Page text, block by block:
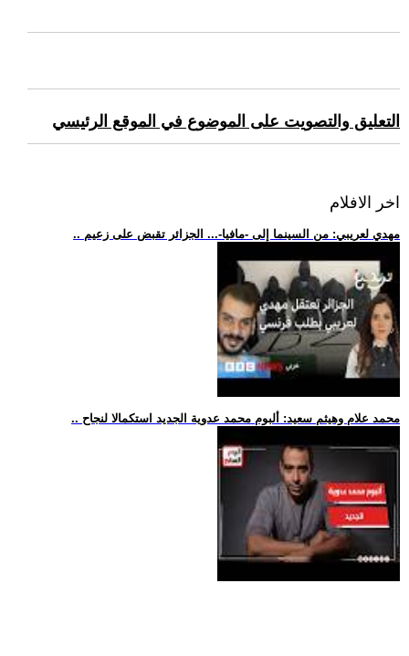
التعليق والتصويت على الموضوع في الموقع الرئيسي
اخر الافلام
.. مهدي لعريبي: من السينما إلى -مافيا-... الجزائر تقبض على زعيم
.. محمد علام وهيثم سعيد: ألبوم محمد عدوية الجديد استكمالا لنجاح